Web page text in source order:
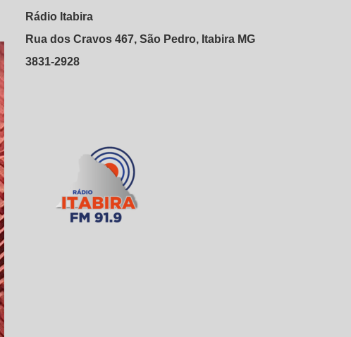
Rádio Itabira
Rua dos Cravos 467, São Pedro, Itabira MG
3831-2928